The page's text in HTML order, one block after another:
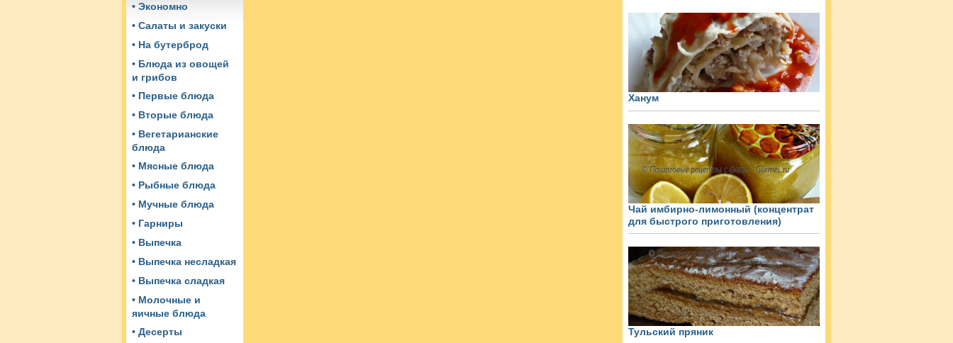
• Экономно
• Салаты и закуски
• На бутерброд
• Блюда из овощей
и грибов
• Первые блюда
• Вторые блюда
• Вегетарианские
блюда
• Мясные блюда
• Рыбные блюда
• Мучные блюда
• Гарниры
• Выпечка
• Выпечка несладкая
• Выпечка сладкая
• Молочные и
яичные блюда
• Десерты
Ханум
Чай имбирно-лимонный (концентрат
для быстрого приготовления)
Тульский пряник